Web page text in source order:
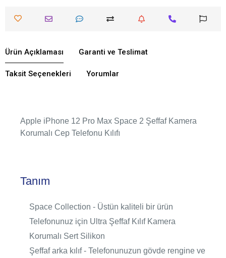
Ürün Açıklaması Garanti ve Teslimat
Taksit Seçenekleri Yorumlar
Apple iPhone 12 Pro Max Space 2 Şeffaf Kamera
Korumalı Cep Telefonu Kılıfı
Tanım
Space Collection - Üstün kaliteli bir ürün
Telefonunuz için Ultra Şeffaf Kılıf Kamera
Korumalı Sert Silikon
Şeffaf arka kılıf - Telefonunuzun gövde rengine ve